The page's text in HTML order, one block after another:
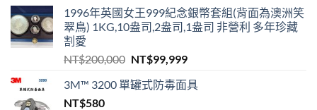
1996年英國女王999紀念銀幣套組(背面為澳洲笑
翠鳥) 1KG,10盎司,2盎司,1盎司 非營利 多年珍藏
割愛
NT$200,000 原
價
NT$99,999目
價
3M™ 3200 單罐式防毒面具
NT$580